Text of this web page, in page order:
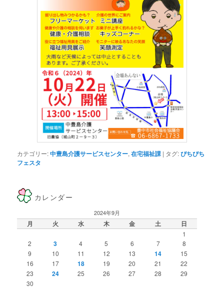
カテゴリー:中豊島介護サービスセンター,在宅福祉課 | タグ:ぴちぴち
フェスタ
カレンダー
2024年9月
月 火 水 木 金 土 日
1
2
3 4 5 6 7
8
9
10 11 12 13 14
15
16
17 18 19 20 21
22
23
24 25 26 27 28
29
30